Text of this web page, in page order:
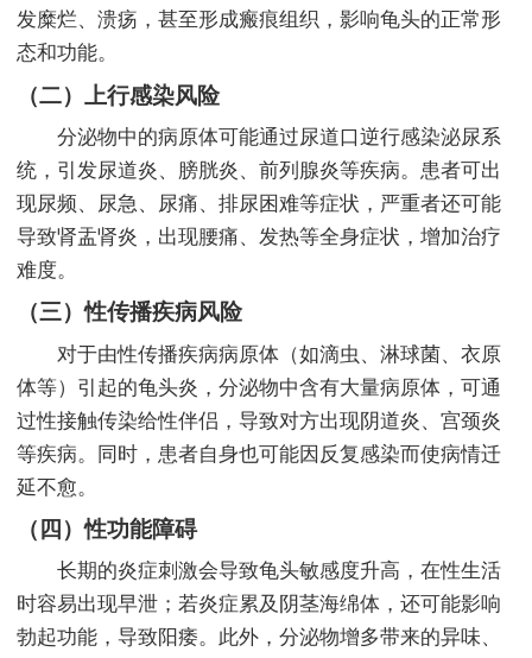
发糜烂、溃疡，甚至形成瘢痕组织，影响龟头的正常形
态和功能。
（二）上行感染风险
分泌物中的病原体可能通过尿道口逆行感染泌尿系
统，引发尿道炎、膀胱炎、前列腺炎等疾病。患者可出
现尿频、尿急、尿痛、排尿困难等症状，严重者还可能
导致肾盂肾炎，出现腰痛、发热等全身症状，增加治疗
难度。
（三）性传播疾病风险
对于由性传播疾病病原体（如滴虫、淋球菌、衣原
体等）引起的龟头炎，分泌物中含有大量病原体，可通
过性接触传染给性伴侣，导致对方出现阴道炎、宫颈炎
等疾病。同时，患者自身也可能因反复感染而使病情迁
延不愈。
（四）性功能障碍
长期的炎症刺激会导致龟头敏感度升高，在性生活
时容易出现早泄；若炎症累及阴茎海绵体，还可能影响
勃起功能，导致阳痿。此外，分泌物增多带来的异味、